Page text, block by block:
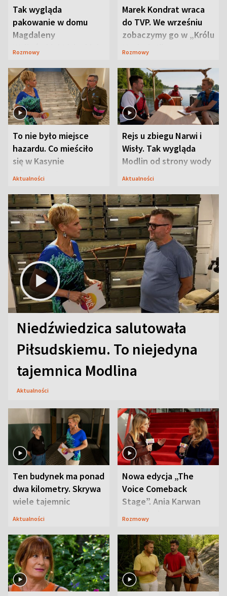
Tak wygląda
pakowanie w domu
Magdaleny
Waligórskiej-Lisieckiej.
Rozmowy
Marek Kondrat wraca
do TVP. We wrześniu
zobaczymy go w „Królu
Maciusiu I”
Rozmowy
To nie było miejsce
hazardu. Co mieściło
się w Kasynie
Oficerskim?
Aktualności
Rejs u zbiegu Narwi i
Wisły. Tak wygląda
Modlin od strony wody
Aktualności
Niedźwiedzica salutowała
Piłsudskiemu. To niejedyna
tajemnica Modlina
Aktualności
Ten budynek ma ponad
dwa kilometry. Skrywa
wiele tajemnic
Aktualności
Nowa edycja „The
Voice Comeback
Stage”. Ania Karwan
zapowiada
Rozmowy